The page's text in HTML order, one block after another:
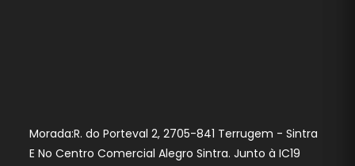
Morada:R. do Porteval 2, 2705-841 Terrugem - Sintra
E No Centro Comercial Alegro Sintra. Junto à IC19